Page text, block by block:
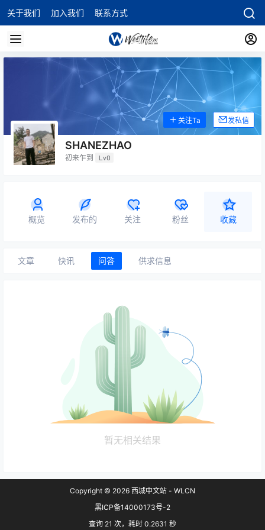
关于我们 加入我们 联系方式
SHANEZHAO
初来乍到 Lv0
关注Ta 发私信
概览 发布的 关注 粉丝 收藏
文章 快讯 问答 供求信息
暂无相关结果
Copyright © 2026 西城中文站 - WLCN
黑ICP备14000173号-2
查询 21 次，耗时 0.2631 秒